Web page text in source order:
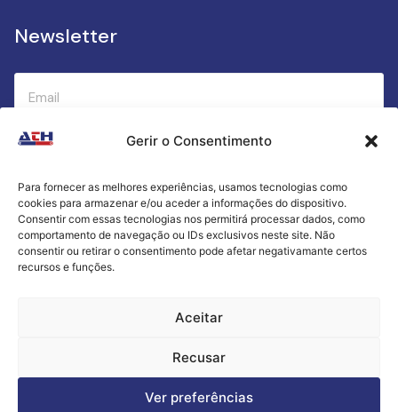
Gerir o Consentimento
Para fornecer as melhores experiências, usamos tecnologias como
cookies para armazenar e/ou aceder a informações do dispositivo.
Consentir com essas tecnologias nos permitirá processar dados, como
comportamento de navegação ou IDs exclusivos neste site. Não
consentir ou retirar o consentimento pode afetar negativamante certos
recursos e funções.
Aceitar
Recusar
Ver preferências
Newsletter
Submeter
Criamos a cozinha perfeita para o seu sucesso
gastronómico!
Livro de Reclamações